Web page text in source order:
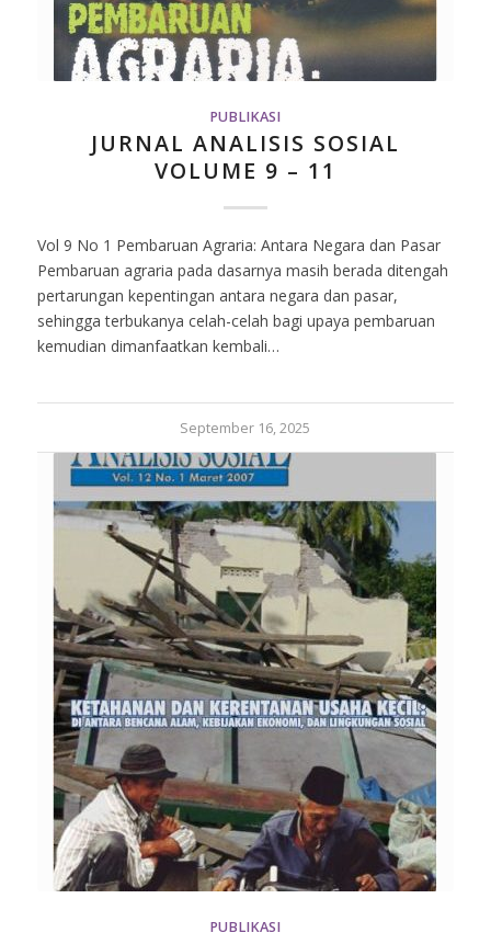
PUBLIKASI
JURNAL ANALISIS SOSIAL
VOLUME 9 – 11
Vol 9 No 1 Pembaruan Agraria: Antara Negara dan Pasar
Pembaruan agraria pada dasarnya masih berada ditengah
pertarungan kepentingan antara negara dan pasar,
sehingga terbukanya celah-celah bagi upaya pembaruan
kemudian dimanfaatkan kembali…
September 16, 2025
PUBLIKASI